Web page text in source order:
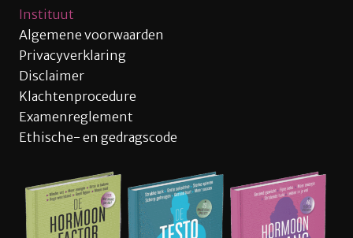
Instituut
Algemene voorwaarden
Privacyverklaring
Disclaimer
Klachtenprocedure
Examenreglement
Ethische- en gedragscode